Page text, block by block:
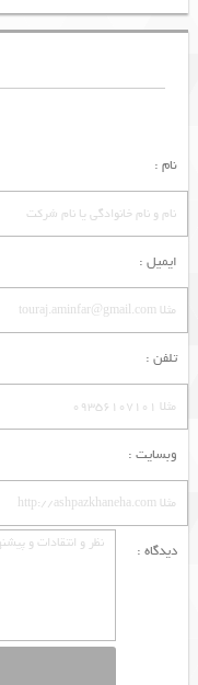
نام :
ایمیل :
تلفن :
وبسایت :
دیدگاه :